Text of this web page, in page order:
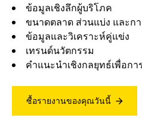
ข้อมูลเชิงลึกผู้บริโภค
ขนาดตลาด ส่วนแบ่ง และก
ข้อมูลและวิเคราะห์คู่แข่ง
เทรนด์นวัตกรรม
คำแนะนำเชิงกลยุทธ์เพื่อกา
ซื้อรายงานของคุณวันนี้